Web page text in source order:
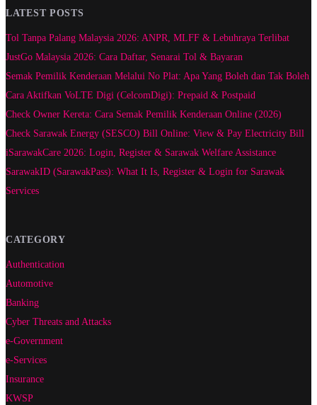
LATEST POSTS
Tol Tanpa Palang Malaysia 2026: ANPR, MLFF & Lebuhraya Terlibat
JustGo Malaysia 2026: Cara Daftar, Senarai Tol & Bayaran
Semak Pemilik Kenderaan Melalui No Plat: Apa Yang Boleh dan Tak Boleh
Cara Aktifkan VoLTE Digi (CelcomDigi): Prepaid & Postpaid
Check Owner Kereta: Cara Semak Pemilik Kenderaan Online (2026)
Check Sarawak Energy (SESCO) Bill Online: View & Pay Electricity Bill
iSarawakCare 2026: Login, Register & Sarawak Welfare Assistance
SarawakID (SarawakPass): What It Is, Register & Login for Sarawak
Services
CATEGORY
Authentication
Automotive
Banking
Cyber Threats and Attacks
e-Government
e-Services
Insurance
KWSP